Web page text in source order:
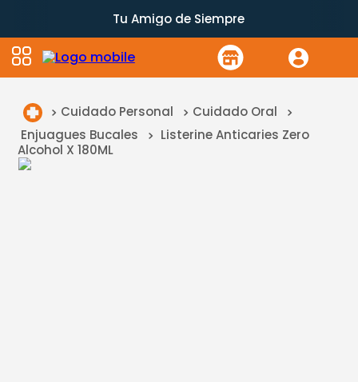
Tu Amigo de Siempre
Cuidado Personal
Cuidado Oral
Enjuagues Bucales
Listerine Anticaries Zero
Alcohol X 180ML